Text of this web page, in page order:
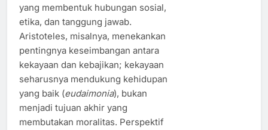
yang membentuk hubungan sosial,
etika, dan tanggung jawab.
Aristoteles, misalnya, menekankan
pentingnya keseimbangan antara
kekayaan dan kebajikan; kekayaan
seharusnya mendukung kehidupan
yang baik (eudaimonia), bukan
menjadi tujuan akhir yang
membutakan moralitas. Perspektif